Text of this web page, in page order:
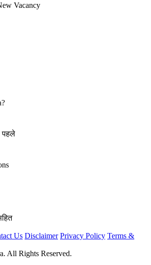
Vacancy
पहले
Us Disclaimer Privacy Policy Terms &
All Rights Reserved.